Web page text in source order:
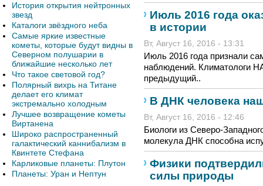
История открытия нейтронных
звезд
Каталоги звёздного неба
Самые яркие известные
кометы, которые будут видны в
Северном полушарии в
ближайшие несколько лет
Что такое световой год?
Полярный вихрь на Титане
делает его климат
экстремально холодным
Лучшее возвращение кометы
Виртанена
Широко распространенный
галактический каннибализм в
Квинтете Стефана
Карликовые планеты: Плутон
Планеты: Уран и Нептун
Июль 2016 года
в истории
Вт, Август 16, 2016 - 13:31
Июль 2016 года признали
наблюдений. Климатологи
предыдущий..
В ДНК человека
Вт, Август 16, 2016 - 12:46
Биологи из Северо-
молекула ДНК способна
Физики
силы природы